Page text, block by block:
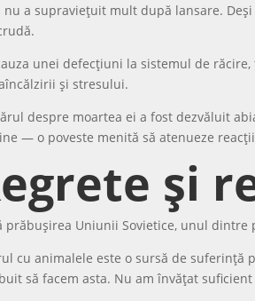
nu a supraviețuit mult după lansare.
unei defecțiuni la sistemul de
și stresului.
despre moartea ei a fost dezvăluit
— o poveste menită să atenueze
și
prăbușirea Uniunii Sovietice, unul
cu animalele este o sursă de
să facem asta. Nu am învățat